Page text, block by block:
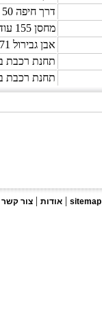
דרך חיפה 50
מחסן 155 עודפים
אבן גבירול 71, גן העיר
תחנת רכבת
תחנת רכבת
אודות | צור קשר | sitemap